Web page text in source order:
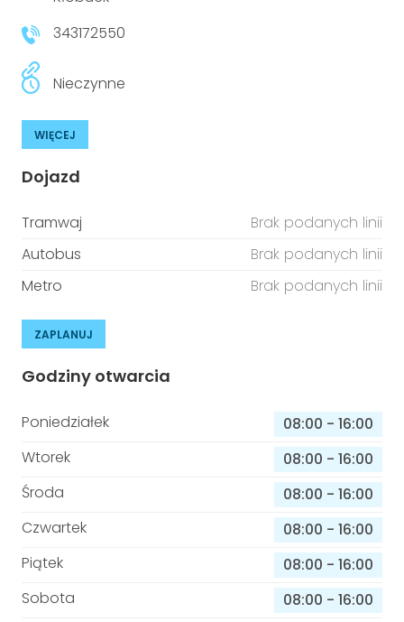
Prawo
Aktualności
343172550
Nieczynne
WIĘCEJ
Dojazd
Tramwaj
Brak podanych linii
Autobus
Brak podanych linii
Metro
Brak podanych linii
ZAPLANUJ
Godziny otwarcia
Poniedziałek 08:00 - 16:00
Wtorek
08:00 - 16:00
Środa
08:00 - 16:00
Czwartek
08:00 - 16:00
Piątek
08:00 - 16:00
Sobota
08:00 - 16:00